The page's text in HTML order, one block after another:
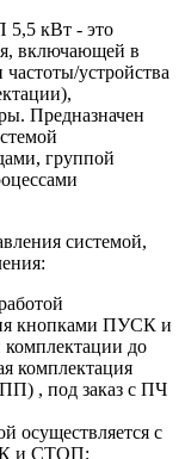
5,5 кВт - это
включающей в
устройства
Предназначен
группой
системой,
кнопками ПУСК и
до
комплектация
, под заказ с ПЧ
осуществляется с
и СТОП;